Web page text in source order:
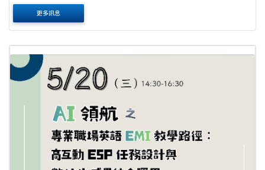
照。公文 說明： 一、為協助全國大專院校教師提升以全英語
進行專業領域授課之教學知能，本校與逢甲大....
更多訊息